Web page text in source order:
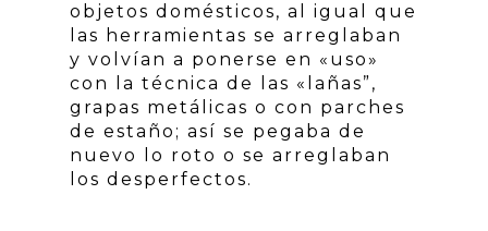
objetos domésticos, al igual que
las herramientas se arreglaban
y volvían a ponerse en «uso»
con la técnica de las «lañas”,
grapas metálicas o con parches
de estaño; así se pegaba de
nuevo lo roto o se arreglaban
los desperfectos.